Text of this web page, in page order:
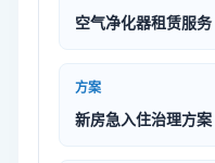
空气净化器租赁服务
方案
新房急入住治理方案